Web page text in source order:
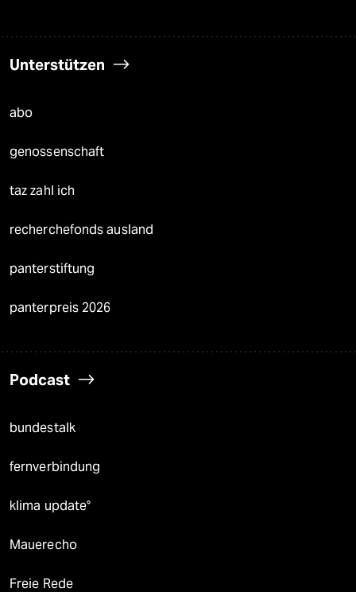
Unterstützen
abo
genossenschaft
taz zahl ich
recherchefonds ausland
panterstiftung
panterpreis 2026
Podcast
bundestalk
fernverbindung
klima update°
Mauerecho
Freie Rede